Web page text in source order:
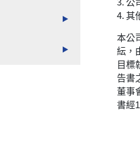
其
本公
紜，
目標
告書
董事
書經